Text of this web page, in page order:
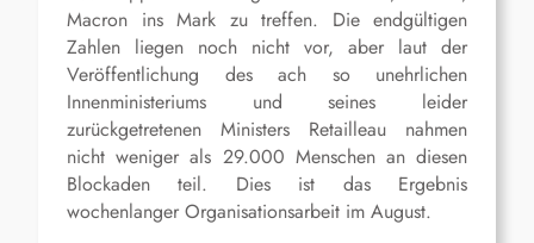
Macron ins Mark zu treffen. Die endgültigen
Zahlen liegen noch nicht vor, aber laut der
Veröffentlichung des ach so unehrlichen
Innenministeriums und seines leider
zurückgetretenen Ministers Retailleau nahmen
nicht weniger als 29.000 Menschen an diesen
Blockaden teil. Dies ist das Ergebnis
wochenlanger Organisationsarbeit im August.